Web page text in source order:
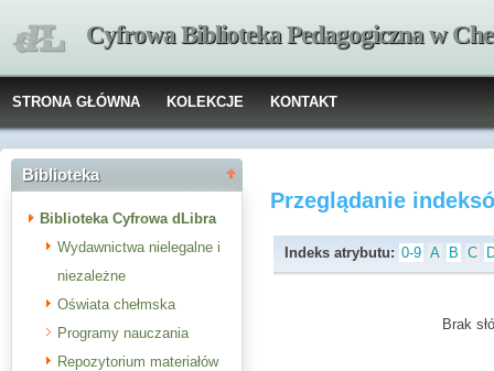
Cyfrowa Biblioteka Pedagogiczna w
STRONA GŁÓWNA KOLEKCJE KONTAKT
Biblioteka
Biblioteka Cyfrowa dLibra
Wydawnictwa nielegalne i
niezależne
Oświata chełmska
Programy nauczania
Repozytorium materiałów
Przeglądanie
Indeks atrybutu: 0-9 A B C
Brak